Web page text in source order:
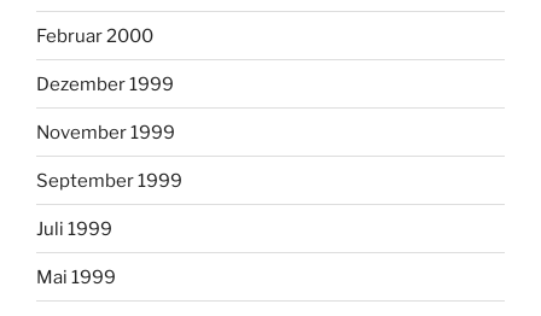
Februar 2000
Dezember 1999
November 1999
September 1999
Juli 1999
Mai 1999